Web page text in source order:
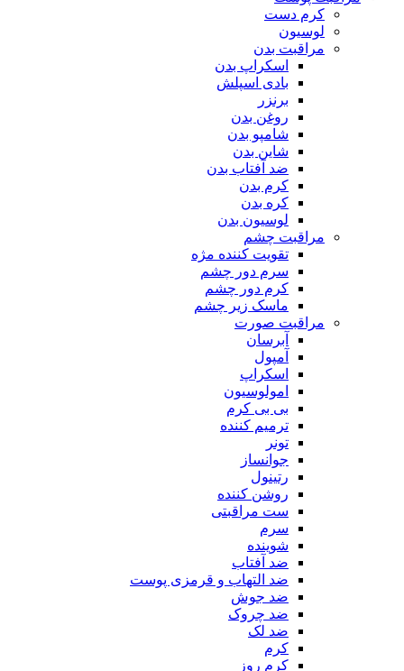
کرم دست
لوسیون
مراقبت بدن
اسکراپ بدن
بادی اسپلش
برنزر
روغن بدن
شامپو بدن
شاین بدن
ضد آفتاب بدن
کرم بدن
کره بدن
لوسیون بدن
مراقبت چشم
تقویت کننده مژه
سرم دور چشم
کرم دور چشم
ماسک زیر چشم
مراقبت صورت
آبرسان
آمپول
اسکراپ
امولوسیون
بی بی کرم
ترمیم کننده
تونر
جوانساز
رتینول
روشن کننده
ست مراقبتی
سرم
شوینده
ضد آفتاب
ضد التهاب و قرمزی پوست
‌ضد جوش
ضد چروک
ضد لک
کرم
کرم روز